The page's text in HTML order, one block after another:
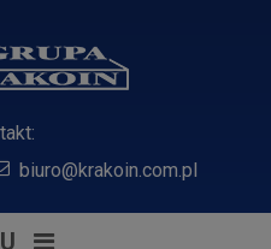
biuro@krakoin.com.pl